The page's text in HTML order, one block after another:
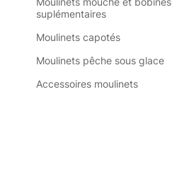
suplémentaires
Moulinets capotés
Moulinets pêche sous glace
Accessoires moulinets